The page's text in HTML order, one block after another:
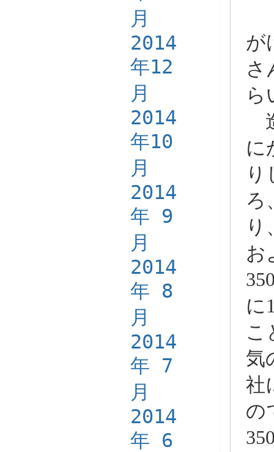
月
2014
年12
月
2014
年10
月
2014
年 9
月
2014
年 8
月
2014
年 7
月
2014
年 6
が
さ
ら
に
ろ
り
お
に
こ
気
社
の